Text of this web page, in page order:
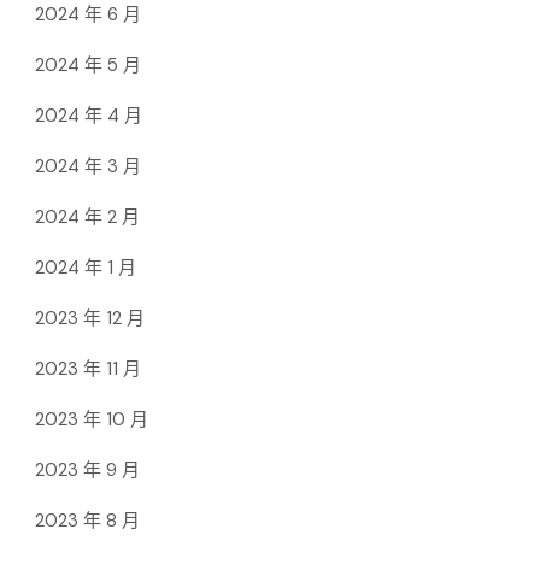
2024 年 6 月
2024 年 5 月
2024 年 4 月
2024 年 3 月
2024 年 2 月
2024 年 1 月
2023 年 12 月
2023 年 11 月
2023 年 10 月
2023 年 9 月
2023 年 8 月